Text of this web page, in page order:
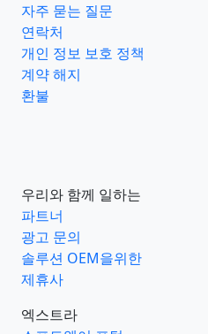
자주 묻는 질문
연락처
개인 정보 보호 정책
계약 해지
환불
우리와 함께 일하는
파트너
광고 문의
솔루션 OEM을위한
제휴사
엑스트라